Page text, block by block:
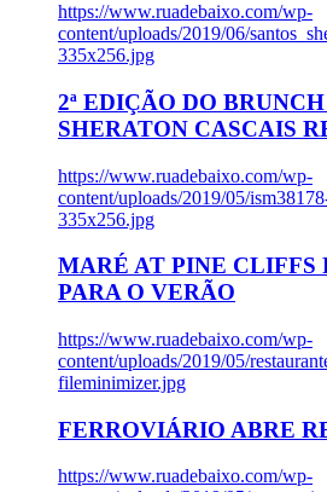
https://www.ruadebaixo.com/wp-
content/uploads/2019/06/
335x256.jpg
2ª EDIÇÃO DO
SHERATON CASCAIS
https://www.ruadebaixo.com/wp-
content/uploads/2019/05/
335x256.jpg
MARÉ AT PINE CLIFFS
PARA O VERÃO
https://www.ruadebaixo.com/wp-
content/uploads/2019/05/
fileminimizer.jpg
FERROVIÁRIO ABRE
https://www.ruadebaixo.com/wp-